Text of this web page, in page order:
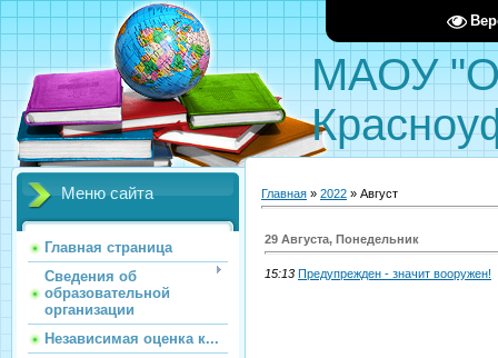
МАОУ
Меню сайта
Главная страница
Сведения об
образовательной
организации
Независимая оценка к...
Главная » 2022 » Август
29 Августа, Понедельник
15:13 Предупрежден - значит вооружен!